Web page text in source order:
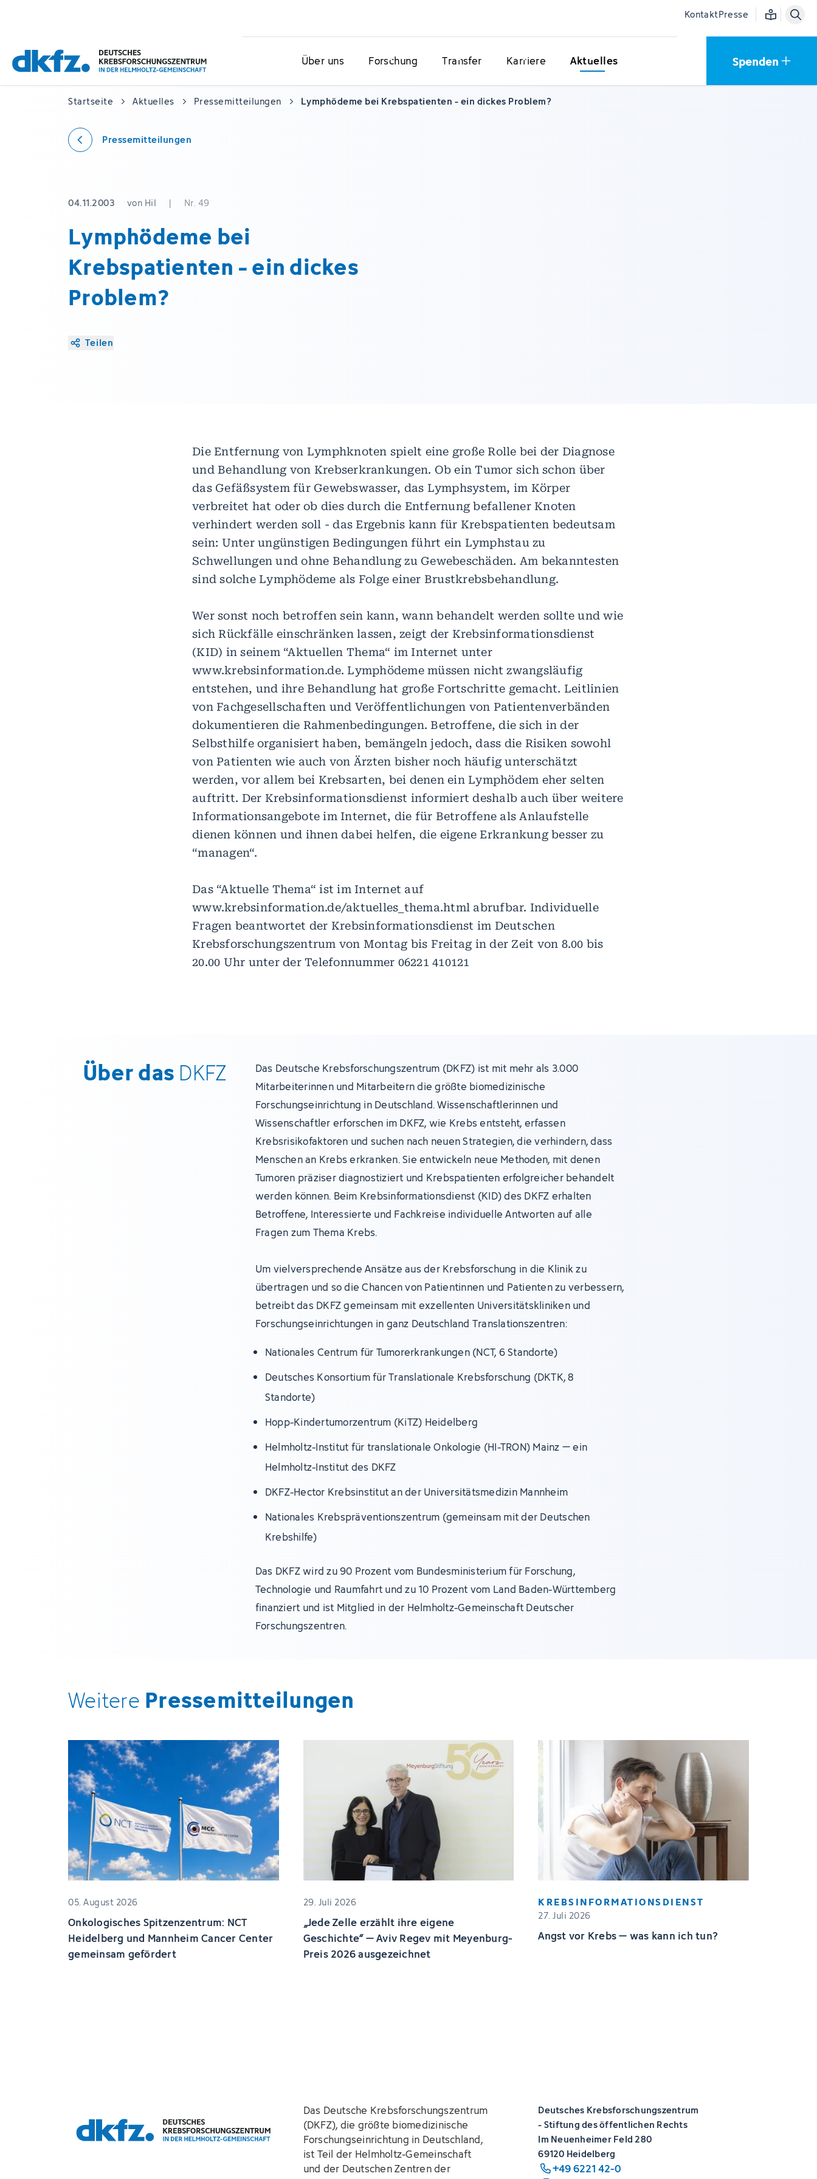
KontaktPresse Einfache
Über uns Forschung Transfer Karriere Aktuelles Spenden
Startseite Aktuelles Pressemitteilungen Lymphödeme bei Krebspatienten - ein dickes Problem?
Pressemitteilungen
04.11.2003 von Hil | Nr. 49
Lymphödeme bei
Krebspatienten - ein dickes
Problem?
Teilen
Die Entfernung von Lymphknoten spielt eine große Rolle bei der Diagnose
und Behandlung von Krebserkrankungen. Ob ein Tumor sich schon über
das Gefäßsystem für Gewebswasser, das Lymphsystem, im Körper
verbreitet hat oder ob dies durch die Entfernung befallener Knoten
verhindert werden soll - das Ergebnis kann für Krebspatienten bedeutsam
sein: Unter ungünstigen Bedingungen führt ein Lymphstau zu
Schwellungen und ohne Behandlung zu Gewebeschäden. Am bekanntesten
sind solche Lymphödeme als Folge einer Brustkrebsbehandlung.
Wer sonst noch betroffen sein kann, wann behandelt werden sollte und wie
sich Rückfälle einschränken lassen, zeigt der Krebsinformationsdienst
(KID) in seinem “Aktuellen Thema“ im Internet unter
www.krebsinformation.de. Lymphödeme müssen nicht zwangsläufig
entstehen, und ihre Behandlung hat große Fortschritte gemacht. Leitlinien
von Fachgesellschaften und Veröffentlichungen von Patientenverbänden
dokumentieren die Rahmenbedingungen. Betroffene, die sich in der
Selbsthilfe organisiert haben, bemängeln jedoch, dass die Risiken sowohl
von Patienten wie auch von Ärzten bisher noch häufig unterschätzt
werden, vor allem bei Krebsarten, bei denen ein Lymphödem eher selten
auftritt. Der Krebsinformationsdienst informiert deshalb auch über weitere
Informationsangebote im Internet, die für Betroffene als Anlaufstelle
dienen können und ihnen dabei helfen, die eigene Erkrankung besser zu
“managen“.
Das “Aktuelle Thema“ ist im Internet auf
www.krebsinformation.de/aktuelles_thema.html abrufbar. Individuelle
Fragen beantwortet der Krebsinformationsdienst im Deutschen
Krebsforschungszentrum von Montag bis Freitag in der Zeit von 8.00 bis
20.00 Uhr unter der Telefonnummer 06221 410121
Über das DKFZ
Das Deutsche Krebsforschungszentrum (DKFZ) ist mit mehr als 3.000
Mitarbeiterinnen und Mitarbeitern die größte biomedizinische
Forschungseinrichtung in Deutschland. Wissenschaftlerinnen und
Wissenschaftler erforschen im DKFZ, wie Krebs entsteht, erfassen
Krebsrisikofaktoren und suchen nach neuen Strategien, die verhindern, dass
Menschen an Krebs erkranken. Sie entwickeln neue Methoden, mit denen
Tumoren präziser diagnostiziert und Krebspatienten erfolgreicher behandelt
werden können. Beim Krebsinformationsdienst (KID) des DKFZ erhalten
Betroffene, Interessierte und Fachkreise individuelle Antworten auf alle
Fragen zum Thema Krebs.
Um vielversprechende Ansätze aus der Krebsforschung in die Klinik zu
übertragen und so die Chancen von Patientinnen und Patienten zu verbessern,
betreibt das DKFZ gemeinsam mit exzellenten Universitätskliniken und
Forschungseinrichtungen in ganz Deutschland Translationszentren:
Nationales Centrum für Tumorerkrankungen (NCT, 6 Standorte)
Deutsches Konsortium für Translationale Krebsforschung (DKTK, 8
Standorte)
Hopp-Kindertumorzentrum (KiTZ) Heidelberg
Helmholtz-Institut für translationale Onkologie (HI-TRON) Mainz – ein
Helmholtz-Institut des DKFZ
DKFZ-Hector Krebsinstitut an der Universitätsmedizin Mannheim
Nationales Krebspräventionszentrum (gemeinsam mit der Deutschen
Krebshilfe)
Das DKFZ wird zu 90 Prozent vom Bundesministerium für Forschung,
Technologie und Raumfahrt und zu 10 Prozent vom Land Baden-Württemberg
finanziert und ist Mitglied in der Helmholtz-Gemeinschaft Deutscher
Forschungszentren.
Weitere Pressemitteilungen
05. August 2026
Onkologisches Spitzenzentrum: NCT
Heidelberg und Mannheim Cancer Center
gemeinsam gefördert
29. Juli 2026
„Jede Zelle erzählt ihre eigene
Geschichte“ – Aviv Regev mit Meyenburg-
Preis 2026 ausgezeichnet
KREBSINFORMATIONSDIENST
27. Juli 2026
Angst vor Krebs – was kann ich tun?
Das Deutsche Krebsforschungszentrum
(DKFZ), die größte biomedizinische
Forschungseinrichtung in Deutschland,
ist Teil der Helmholtz-Gemeinschaft
und der Deutschen Zentren der
Deutsches Krebsforschungszentrum
- Stiftung des öffentlichen Rechts
Im Neuenheimer Feld 280
69120 Heidelberg
+49 6221 42-0